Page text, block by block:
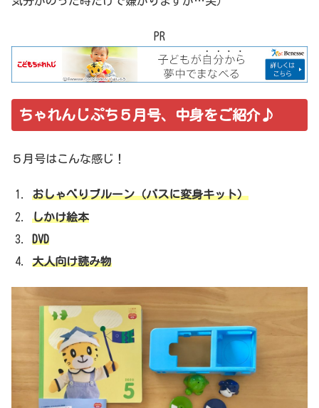
PR
ちゃれんじぷち５月号、中身をご紹介♪
５月号はこんな感じ！
おしゃべりブルーン（バスに変身キット）
しかけ絵本
DVD
大人向け読み物